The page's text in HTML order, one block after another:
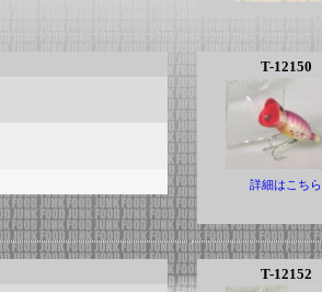
T-12150
詳細はこちら
T-12152